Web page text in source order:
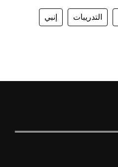
التدريبات إنبي